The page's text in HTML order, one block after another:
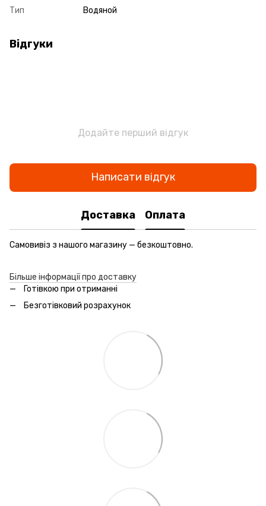
Тип Водяной
Відгуки
Додайте перший відгук
Написати відгук
Доставка Оплата
Самовивіз з нашого магазину — безкоштовно.
Більше інформації про доставку
Готівкою при отриманні
Безготівковий розрахунок